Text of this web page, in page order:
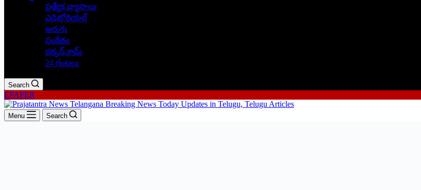
ప్రత్యేక వ్యాసాలు
ఎడిటోరియల్
అరుగు
సంకేతం
దక్కన్.కామ్
24 గంటలు
Search
EPAPER
Menu Search